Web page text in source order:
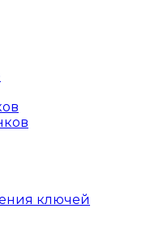
ключей